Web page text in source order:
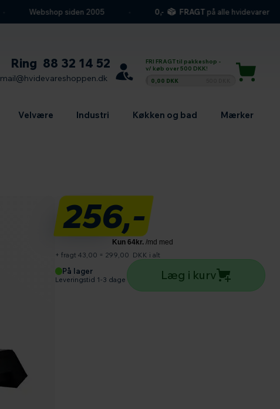
Webshop siden 2005 FRAGTpå alle hvidevarer
Ring 88 32 14 52
mail@hvidevareshoppen.dk
FRI FRAGT til pakkeshop -
v/ køb over 500 DKK!
0,00 DKK
Velvære Industri Køkken og bad Mærker
256,-
+ fragt 43,00 = 299,00 DKK i alt
På lager
Leveringstid 1-3 dage
Antal produkter
Læg i kurv